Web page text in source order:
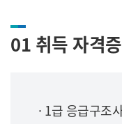
01 취득 자격증
· 1급 응급구조